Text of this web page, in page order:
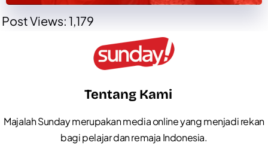
Post Views: 1,179
Tentang Kami
Majalah Sunday merupakan media online yang menjadi rekan
bagi pelajar dan remaja Indonesia.